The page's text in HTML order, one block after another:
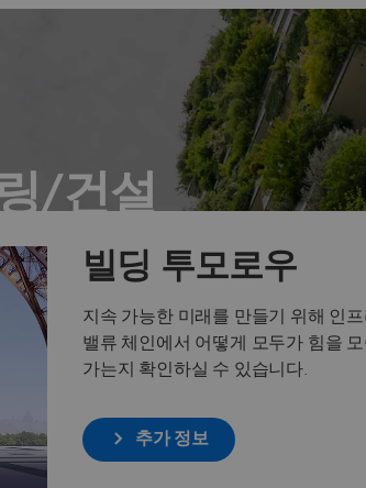
/건설
프로젝트 수익성을 극대화
빌딩 투모로우
지속 가능한 미래를 만들기 위해 인
밸류 체인에서 어떻게 모두가 힘을
가는지 확인하실 수 있습니다.
추가 정보